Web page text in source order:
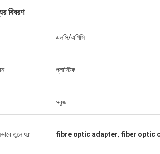
অংশীদার। আমরা তাদের কাছ থেকে প্রতি মাসে ২ থেকে
কন্টেইনার ৪০'র অর্ডার করি। আমি সম্মত যে তাদের
আনুষাঙ্গিক মান খুব সুন্দরতাদের সহায়তায় আমরা অনেক
টেলিযোগাযোগ প্রকল্প জিতেছি।
বিবরণ
এলসি/এপিসি
প্লাস্টিক
সবুজ
তুলে ধরা fibre optic adapter, fiber optic